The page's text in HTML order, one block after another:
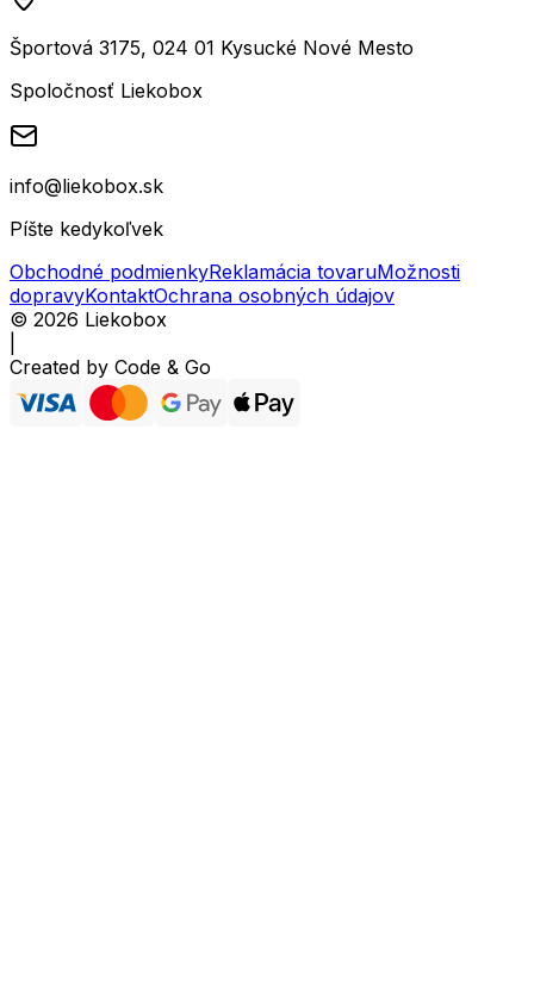
Športová 3175, 024 01 Kysucké Nové Mesto
Spoločnosť Liekobox
info@liekobox.sk
Píšte kedykoľvek
Obchodné podmienkyReklamácia tovaruMožnosti
dopravyKontaktOchrana osobných údajov
© 2026 Liekobox
Created by Code & Go